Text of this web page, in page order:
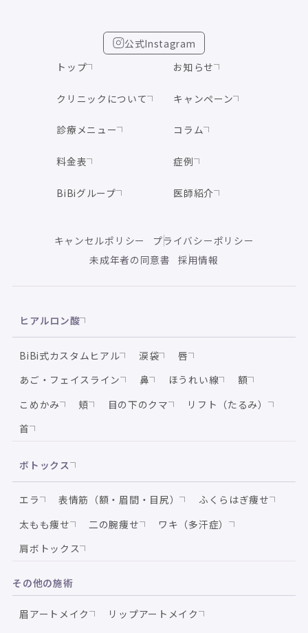
公式Instagram
トップ
クリニックについて
診療メニュー
料金表
BiBiグループ
お知らせ
キャンペーン
コラム
症例
医師紹介
キャンセルポリシー
プライバシーポリシー
未成年者の同意書
採用情報
ヒアルロン酸
BiBi式カスタムヒアル 涙袋
唇
あご・フェイスライン
鼻 ほうれい線
額
こめかみ
頬 目の下のクマ
リフト（たるみ）
首
ボトックス
エラ 表情筋（額・眉間・目尻）
ふくらはぎ痩せ
太もも痩せ
二の腕痩せ
ワキ（多汗症）
肩ボトックス
その他の施術
眉アートメイク
リップアートメイク